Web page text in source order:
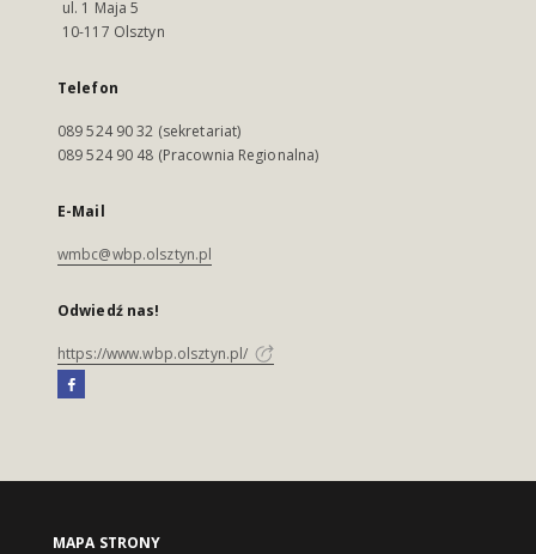
ul. 1 Maja 5
10-117 Olsztyn
Telefon
089 524 90 32 (sekretariat)
089 524 90 48 (Pracownia Regionalna)
E-Mail
wmbc@wbp.olsztyn.pl
Odwiedź nas!
https://www.wbp.olsztyn.pl/
MAPA STRONY